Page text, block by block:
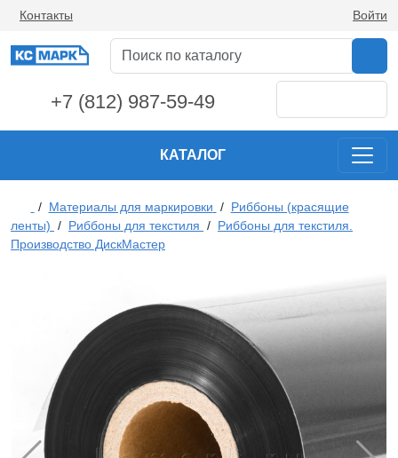
Контакты Войти
+7 (812) 987-59-49
КАТАЛОГ
/ Материалы для маркировки / Риббоны (красящие
ленты) / Риббоны для текстиля / Риббоны для текстиля.
Производство ДискМастер